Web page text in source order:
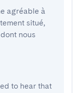
agréable à
situé,
nous
to hear that